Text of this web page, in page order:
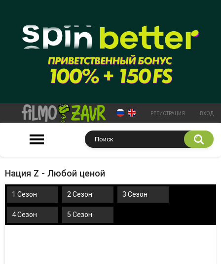
РЕГИСТРАЦИЯ ВХОД
Нация Z - Любой ценой
1 Сезон 2 Сезон 3 Сезон
4 Сезон 5 Сезон